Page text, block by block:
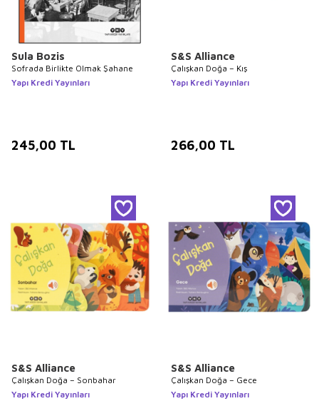
Sula Bozis
Sofrada Birlikte Olmak Şahane
Yapı Kredi Yayınları
245,00 TL
S&S Alliance
Çalışkan Doğa – Kış
Yapı Kredi Yayınları
266,00 TL
S&S Alliance
Çalışkan Doğa – Sonbahar
Yapı Kredi Yayınları
S&S Alliance
Çalışkan Doğa – Gece
Yapı Kredi Yayınları